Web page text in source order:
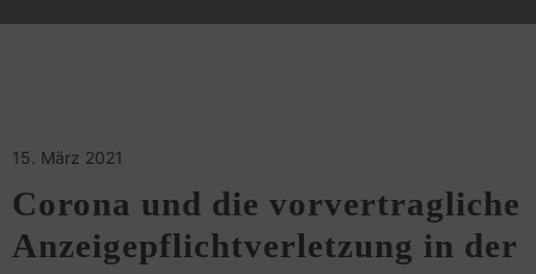
15. März 2021
Corona und die vorvertragliche
Anzeigepflichtverletzung in der